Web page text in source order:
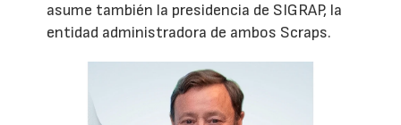
asume también la presidencia de SIGRAP, la
entidad administradora de ambos Scraps.